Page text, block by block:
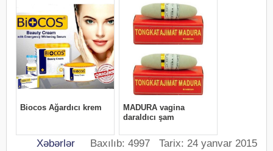
Xəbərlər Baxılıb: 4997 Tarix: 24 yanvar 2015